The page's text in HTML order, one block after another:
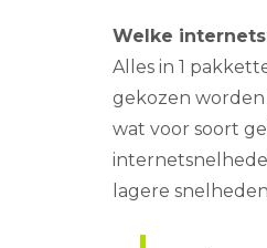
Welke
Alles in 1
gekozen worden
wat voor soort
lagere